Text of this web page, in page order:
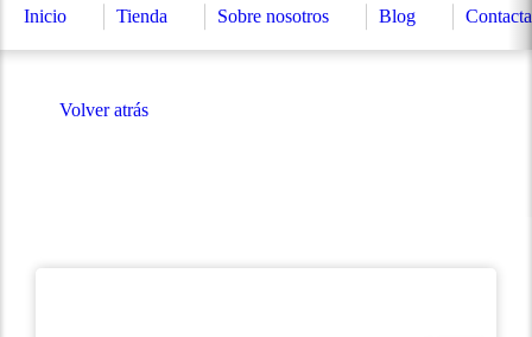
Inicio Tienda Sobre nosotros Blog
Volver atrás